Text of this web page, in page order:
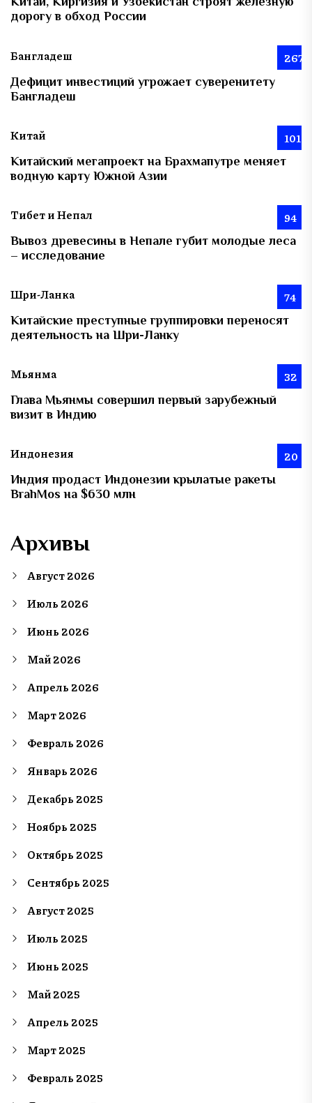
дорогу в обход России
Бангладеш 267
Дефицит инвестиций угрожает суверенитету
Бангладеш
Китай 101
Китайский мегапроект на Брахмапутре меняет
водную карту Южной Азии
Тибет и Непал 94
Вывоз древесины в Непале губит молодые леса
– исследование
Шри-Ланка 74
Китайские преступные группировки переносят
деятельность на Шри-Ланку
Мьянма 32
Глава Мьянмы совершил первый зарубежный
визит в Индию
Индонезия 20
Индия продаст Индонезии крылатые ракеты
BrahMos на $630 млн
Архивы
Август 2026
Июль 2026
Июнь 2026
Май 2026
Апрель 2026
Март 2026
Февраль 2026
Январь 2026
Декабрь 2025
Ноябрь 2025
Октябрь 2025
Сентябрь 2025
Август 2025
Июль 2025
Июнь 2025
Май 2025
Апрель 2025
Март 2025
Февраль 2025